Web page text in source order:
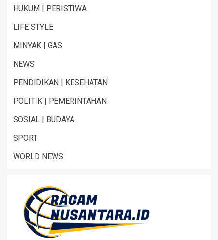
HUKUM | PERISTIWA
LIFE STYLE
MINYAK | GAS
NEWS
PENDIDIKAN | KESEHATAN
POLITIK | PEMERINTAHAN
SOSIAL | BUDAYA
SPORT
WORLD NEWS